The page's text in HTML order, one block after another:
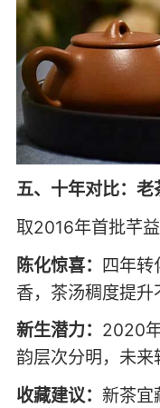
五、十年对比：
取2016年首批芊
陈化惊喜： 四年转
香，茶汤稠度提升
新生潜力： 2020
韵层次分明，未来
收藏建议： 新茶宜